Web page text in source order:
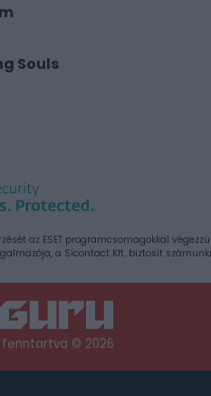
Souls
az ESET programcsomagokkal
a Sicontact Kft. biztosít
fenntartva © 2026